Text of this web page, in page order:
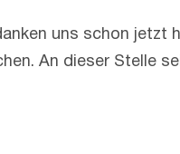
uns schon jetzt
An dieser Stelle